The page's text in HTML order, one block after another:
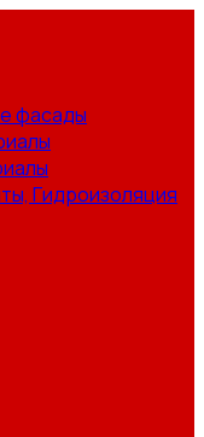
фасады
Гидроизоляция